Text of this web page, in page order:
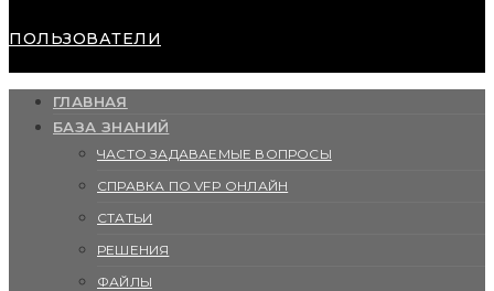
ПОЛЬЗОВАТЕЛИ
ГЛАВНАЯ
БАЗА ЗНАНИЙ
ЧАСТО ЗАДАВАЕМЫЕ ВОПРОСЫ
СПРАВКА ПО VFP ОНЛАЙН
СТАТЬИ
РЕШЕНИЯ
ФАЙЛЫ